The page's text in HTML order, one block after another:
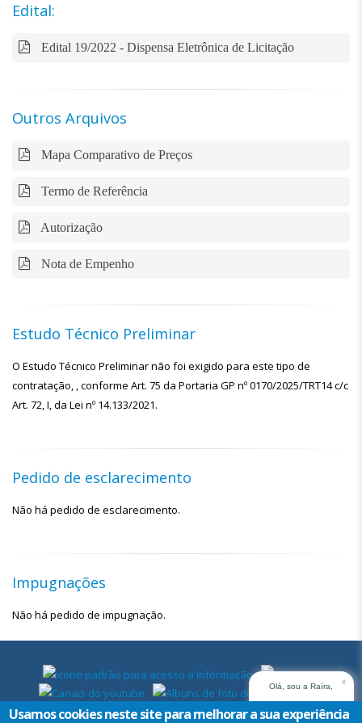
Edital:
Edital 19/2022 - Dispensa Eletrônica de Licitação
Outros Arquivos
Mapa Comparativo de Preços
Termo de Referência
Autorização
Nota de Empenho
Estudo Técnico Preliminar
O Estudo Técnico Preliminar não foi exigido para este tipo de
contratação, , conforme Art. 75 da Portaria GP nº 0170/2025/TRT14 c/c
Art. 72, I, da Lei nº 14.133/2021.
Pedido de esclarecimento
Não há pedido de esclarecimento.
Impugnações
Não há pedido de impugnação.
Olá, sou a Raíra,
assistente virtual do
x
Usamos cookies neste site para melhorar a sua experiência